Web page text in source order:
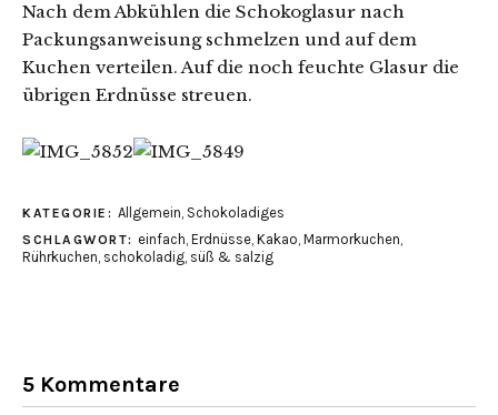
Nach dem Abkühlen die Schokoglasur nach
Packungsanweisung schmelzen und auf dem
Kuchen verteilen. Auf die noch feuchte Glasur die
übrigen Erdnüsse streuen.
KATEGORIE: Allgemein, Schokoladiges
SCHLAGWORT: einfach, Erdnüsse, Kakao, Marmorkuchen,
Rührkuchen, schokoladig, süß & salzig
5 Kommentare